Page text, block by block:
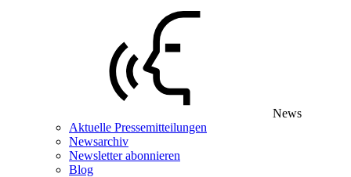
News
Aktuelle Pressemitteilungen
Newsarchiv
Newsletter abonnieren
Blog